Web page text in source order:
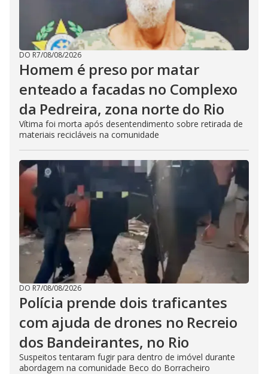
DO R7/08/08/2026
Homem é preso por matar
enteado a facadas no Complexo
da Pedreira, zona norte do Rio
Vítima foi morta após desentendimento sobre retirada de
materiais recicláveis na comunidade
DO R7/08/08/2026
Polícia prende dois traficantes
com ajuda de drones no Recreio
dos Bandeirantes, no Rio
Suspeitos tentaram fugir para dentro de imóvel durante
abordagem na comunidade Beco do Borracheiro